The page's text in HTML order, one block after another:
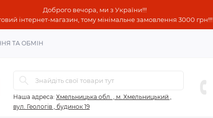
Доброго вечора, ми з України!!!
інтернет-магазин, тому мінімальне замовлення 3000 грн!!!
ТА ОБМІН
Наша адреса: Хмельницька обл. , м. Хмельницький ,
вул. Геологів , будинок 19